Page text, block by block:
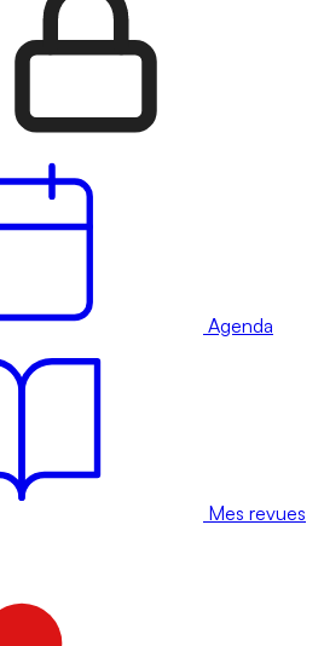
Agenda
Mes revues